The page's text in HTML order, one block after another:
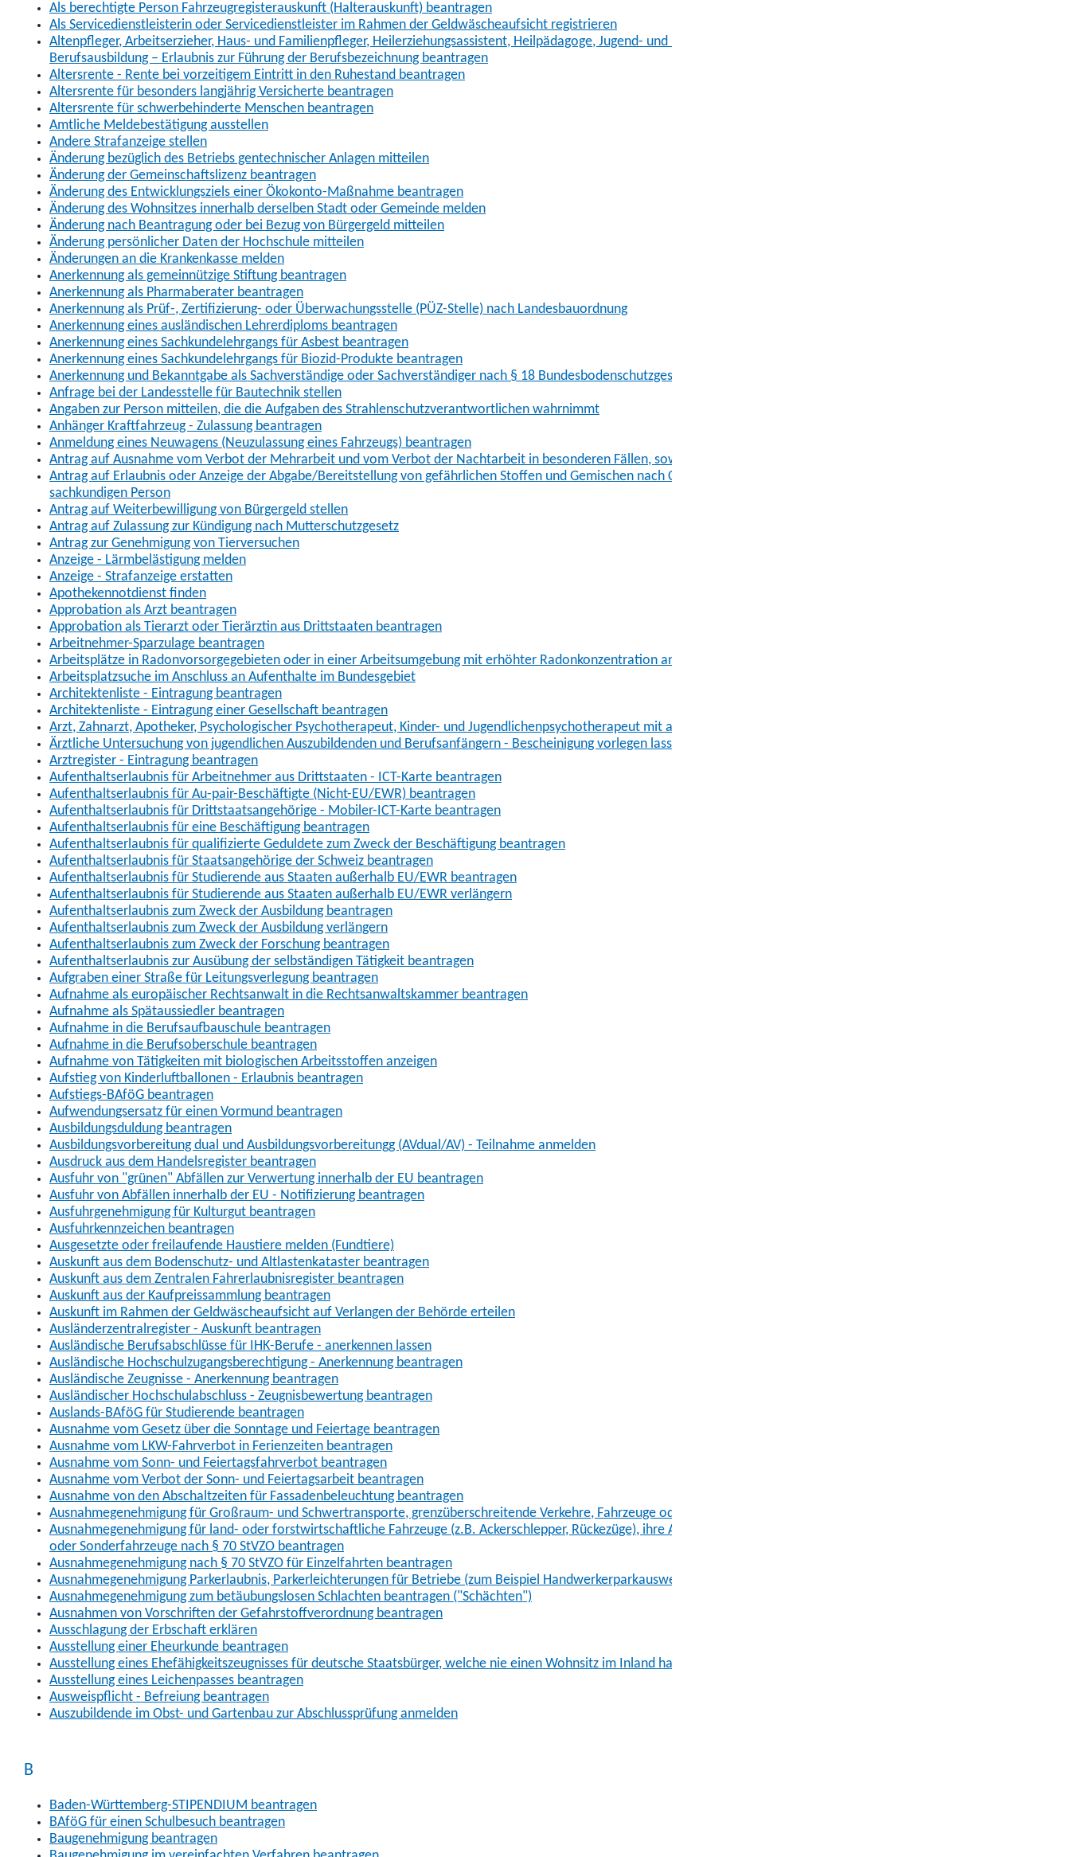
Als berechtigte Person Fahrzeugregisterauskunft (Halterauskunft) beantragen
Als Servicedienstleisterin oder Servicedienstleister im Rahmen der Geldwäscheaufsicht registrieren
Altenpfleger, Arbeitserzieher, Haus- und Familienpfleger, Heilerziehungsassistent, Heilpädagoge, Jugend- und Heimerzieher, Sozialarbeiter, Sozialpädagoge mit ausländischer
Berufsausbildung – Erlaubnis zur Führung der Berufsbezeichnung beantragen
Altersrente - Rente bei vorzeitigem Eintritt in den Ruhestand beantragen
Altersrente für besonders langjährig Versicherte beantragen
Altersrente für schwerbehinderte Menschen beantragen
Amtliche Meldebestätigung ausstellen
Andere Strafanzeige stellen
Änderung bezüglich des Betriebs gentechnischer Anlagen mitteilen
Änderung der Gemeinschaftslizenz beantragen
Änderung des Entwicklungsziels einer Ökokonto-Maßnahme beantragen
Änderung des Wohnsitzes innerhalb derselben Stadt oder Gemeinde melden
Änderung nach Beantragung oder bei Bezug von Bürgergeld mitteilen
Änderung persönlicher Daten der Hochschule mitteilen
Änderungen an die Krankenkasse melden
Anerkennung als gemeinnützige Stiftung beantragen
Anerkennung als Pharmaberater beantragen
Anerkennung als Prüf-, Zertifizierung- oder Überwachungsstelle (PÜZ-Stelle) nach Landesbauordnung
Anerkennung eines ausländischen Lehrerdiploms beantragen
Anerkennung eines Sachkundelehrgangs für Asbest beantragen
Anerkennung eines Sachkundelehrgangs für Biozid-Produkte beantragen
Anerkennung und Bekanntgabe als Sachverständige oder Sachverständiger nach § 18 Bundesbodenschutzgesetz
Anfrage bei der Landesstelle für Bautechnik stellen
Angaben zur Person mitteilen, die die Aufgaben des Strahlenschutzverantwortlichen wahrnimmt
Anhänger Kraftfahrzeug - Zulassung beantragen
Anmeldung eines Neuwagens (Neuzulassung eines Fahrzeugs) beantragen
Antrag auf Ausnahme vom Verbot der Mehrarbeit und vom Verbot der Nachtarbeit in besonderen Fällen, sowie der Art der Arbeit und dem Arbeitstempo
Antrag auf Erlaubnis oder Anzeige der Abgabe/Bereitstellung von gefährlichen Stoffen und Gemischen nach ChemVerbotsV sowie Änderungsanzeigen bei Wechsel der
sachkundigen Person
Antrag auf Weiterbewilligung von Bürgergeld stellen
Antrag auf Zulassung zur Kündigung nach Mutterschutzgesetz
Antrag zur Genehmigung von Tierversuchen
Anzeige - Lärmbelästigung melden
Anzeige - Strafanzeige erstatten
Apothekennotdienst finden
Approbation als Arzt beantragen
Approbation als Tierarzt oder Tierärztin aus Drittstaaten beantragen
Arbeitnehmer-Sparzulage beantragen
Arbeitsplätze in Radonvorsorgegebieten oder in einer Arbeitsumgebung mit erhöhter Radonkonzentration anmelden
Arbeitsplatzsuche im Anschluss an Aufenthalte im Bundesgebiet
Architektenliste - Eintragung beantragen
Architektenliste - Eintragung einer Gesellschaft beantragen
Arzt, Zahnarzt, Apotheker, Psychologischer Psychotherapeut, Kinder- und Jugendlichenpsychotherapeut mit ausländischer Berufsausbildung – Approbation beantragen
Ärztliche Untersuchung von jugendlichen Auszubildenden und Berufsanfängern - Bescheinigung vorlegen lassen
Arztregister - Eintragung beantragen
Aufenthaltserlaubnis für Arbeitnehmer aus Drittstaaten - ICT-Karte beantragen
Aufenthaltserlaubnis für Au-pair-Beschäftigte (Nicht-EU/EWR) beantragen
Aufenthaltserlaubnis für Drittstaatsangehörige - Mobiler-ICT-Karte beantragen
Aufenthaltserlaubnis für eine Beschäftigung beantragen
Aufenthaltserlaubnis für qualifizierte Geduldete zum Zweck der Beschäftigung beantragen
Aufenthaltserlaubnis für Staatsangehörige der Schweiz beantragen
Aufenthaltserlaubnis für Studierende aus Staaten außerhalb EU/EWR beantragen
Aufenthaltserlaubnis für Studierende aus Staaten außerhalb EU/EWR verlängern
Aufenthaltserlaubnis zum Zweck der Ausbildung beantragen
Aufenthaltserlaubnis zum Zweck der Ausbildung verlängern
Aufenthaltserlaubnis zum Zweck der Forschung beantragen
Aufenthaltserlaubnis zur Ausübung der selbständigen Tätigkeit beantragen
Aufgraben einer Straße für Leitungsverlegung beantragen
Aufnahme als europäischer Rechtsanwalt in die Rechtsanwaltskammer beantragen
Aufnahme als Spätaussiedler beantragen
Aufnahme in die Berufsaufbauschule beantragen
Aufnahme in die Berufsoberschule beantragen
Aufnahme von Tätigkeiten mit biologischen Arbeitsstoffen anzeigen
Aufstieg von Kinderluftballonen - Erlaubnis beantragen
Aufstiegs-BAföG beantragen
Aufwendungsersatz für einen Vormund beantragen
Ausbildungsduldung beantragen
Ausbildungsvorbereitung dual und Ausbildungsvorbereitungg (AVdual/AV) - Teilnahme anmelden
Ausdruck aus dem Handelsregister beantragen
Ausfuhr von "grünen" Abfällen zur Verwertung innerhalb der EU beantragen
Ausfuhr von Abfällen innerhalb der EU - Notifizierung beantragen
Ausfuhrgenehmigung für Kulturgut beantragen
Ausfuhrkennzeichen beantragen
Ausgesetzte oder freilaufende Haustiere melden (Fundtiere)
Auskunft aus dem Bodenschutz- und Altlastenkataster beantragen
Auskunft aus dem Zentralen Fahrerlaubnisregister beantragen
Auskunft aus der Kaufpreissammlung beantragen
Auskunft im Rahmen der Geldwäscheaufsicht auf Verlangen der Behörde erteilen
Ausländerzentralregister - Auskunft beantragen
Ausländische Berufsabschlüsse für IHK-Berufe - anerkennen lassen
Ausländische Hochschulzugangsberechtigung - Anerkennung beantragen
Ausländische Zeugnisse - Anerkennung beantragen
Ausländischer Hochschulabschluss - Zeugnisbewertung beantragen
Auslands-BAföG für Studierende beantragen
Ausnahme vom Gesetz über die Sonntage und Feiertage beantragen
Ausnahme vom LKW-Fahrverbot in Ferienzeiten beantragen
Ausnahme vom Sonn- und Feiertagsfahrverbot beantragen
Ausnahme vom Verbot der Sonn- und Feiertagsarbeit beantragen
Ausnahme von den Abschaltzeiten für Fassadenbeleuchtung beantragen
Ausnahmegenehmigung für Großraum- und Schwertransporte, grenzüberschreitende Verkehre, Fahrzeuge oder Fahrzeugkombinationen nach § 70 StVZO beantragen
Ausnahmegenehmigung für land- oder forstwirtschaftliche Fahrzeuge (z.B. Ackerschlepper, Rückezüge), ihre Anhänger, Arbeitsmaschinen (z.B. Gabelstapler, Mähdrescher)
oder Sonderfahrzeuge nach § 70 StVZO beantragen
Ausnahmegenehmigung nach § 70 StVZO für Einzelfahrten beantragen
Ausnahmegenehmigung Parkerlaubnis, Parkerleichterungen für Betriebe (zum Beispiel Handwerkerparkausweis)
Ausnahmegenehmigung zum betäubungslosen Schlachten beantragen ("Schächten")
Ausnahmen von Vorschriften der Gefahrstoffverordnung beantragen
Ausschlagung der Erbschaft erklären
Ausstellung einer Eheurkunde beantragen
Ausstellung eines Ehefähigkeitszeugnisses für deutsche Staatsbürger, welche nie einen Wohnsitz im Inland hatten
Ausstellung eines Leichenpasses beantragen
Ausweispflicht - Befreiung beantragen
Auszubildende im Obst- und Gartenbau zur Abschlussprüfung anmelden
B
Baden-Württemberg-STIPENDIUM beantragen
BAföG für einen Schulbesuch beantragen
Baugenehmigung beantragen